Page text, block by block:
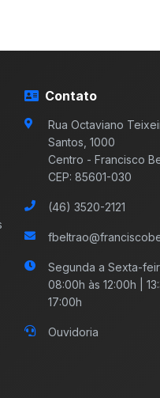
Contato
Rua Octaviano
Santos, 1000
Centro - Francisco
CEP: 85601-030
(46) 3520-2121
Segunda a Sexta-
08:00h às 12:00h |
17:00h
Ouvidoria